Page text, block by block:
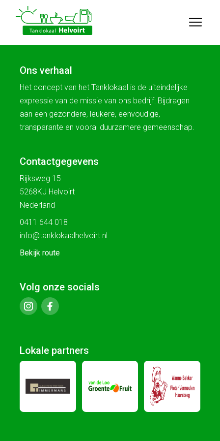
Ons verhaal
Het concept van het Tanklokaal is de uiteindelijke
expressie van de missie van ons bedrijf: Bijdragen
aan een gezondere, leukere, eenvoudige,
transparante en vooral duurzamere gemeenschap.
Contactgegevens
Rijksweg 15
5268KJ Helvoirt
Nederland
0411 644 018
info@tanklokaalhelvoirt.nl
Bekijk route
Volg onze socials
Lokale partners